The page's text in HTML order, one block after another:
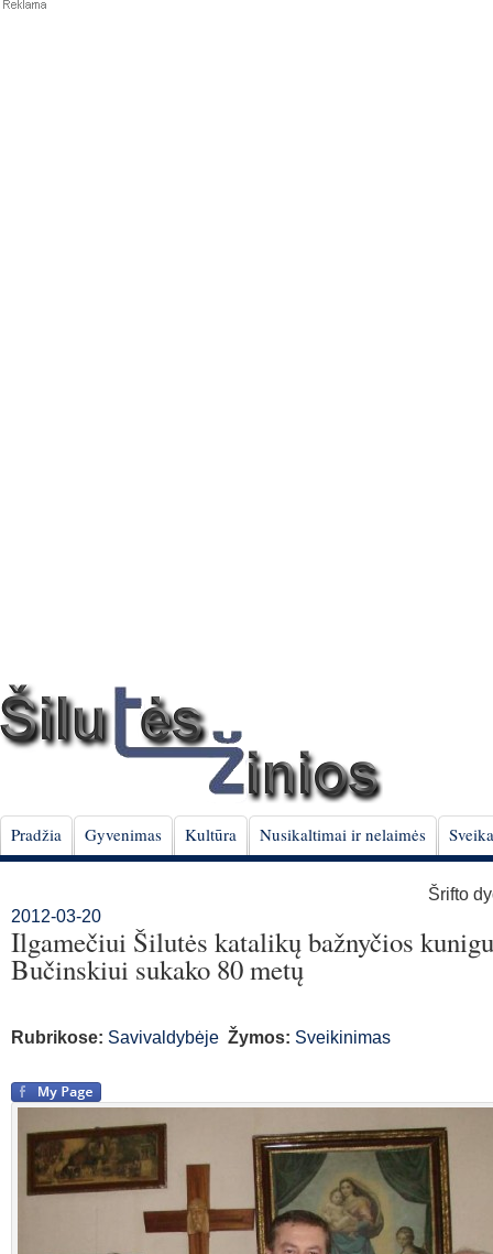
Pradžia Gyvenimas Kultūra Nusikaltimai ir nelaimės
Šrifto
2012-03-20
Ilgamečiui Šilutės katalikų bažnyčios
Bučinskiui sukako 80 metų
Rubrikose: Savivaldybėje Žymos: Sveikinimas